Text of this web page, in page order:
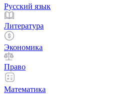
Русский язык
Литература
Экономика
Право
Математика